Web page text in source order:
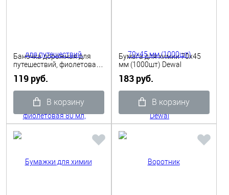
Баночка дорожная для
путешествий, фиолетовая
119 руб.
В корзину
Бумага для химии 70х45
мм (1000шт) Dewal
183 руб.
В корзину